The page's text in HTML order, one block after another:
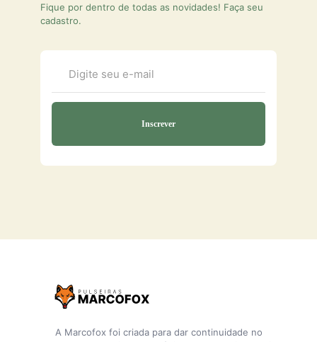
Fique por dentro de todas as novidades! Faça seu
cadastro.
A Marcofox foi criada para dar continuidade no